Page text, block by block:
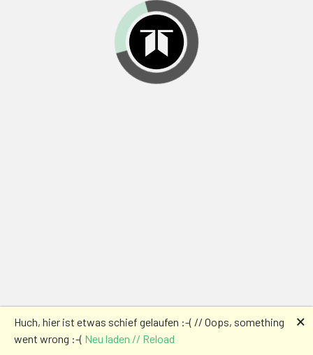
Huch, hier ist etwas schief gelaufen :-( // Oops, something
went wrong :-( Neu laden // Reload
🗙